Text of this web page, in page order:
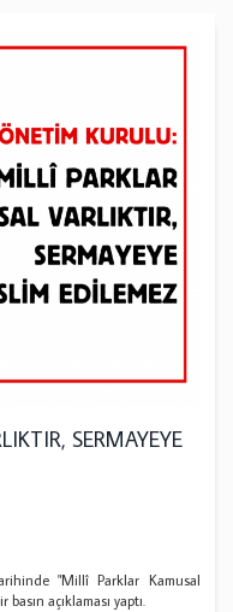
SERMAYEYE
"Millî Parklar Kamusal
açıklaması yaptı.